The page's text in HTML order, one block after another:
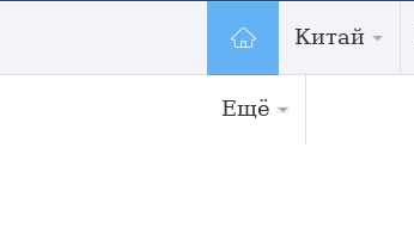
Китай
Ещё